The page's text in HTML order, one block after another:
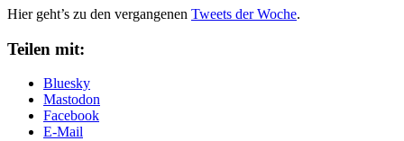
Hier geht’s zu den vergangenen Tweets der Woche.
Teilen mit:
Bluesky
Mastodon
Facebook
E-Mail